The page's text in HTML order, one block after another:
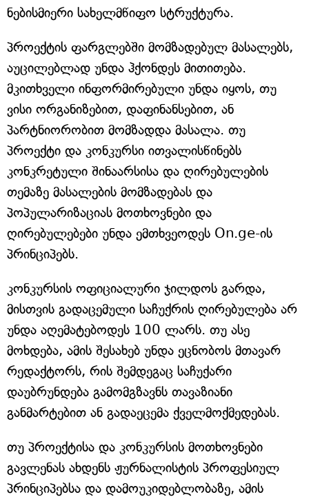
ნებისმიერი სახელმწიფო სტრუქტურა.
პროექტის ფარგლებში მომზადებულ მასალებს,
აუცილებლად უნდა ჰქონდეს მითითება.
მკითხველი ინფორმირებული უნდა იყოს, თუ
ვისი ორგანიზებით, დაფინანსებით, ან
პარტნიორობით მომზადდა მასალა. თუ
პროექტი და კონკურსი ითვალისწინებს
კონკრეტული შინაარსისა და ღირებულების
თემაზე მასალების მომზადებას და
პოპულარიზაციას მოთხოვნები და
ღირებულებები უნდა ემთხვეოდეს On.ge-ის
პრინციპებს.
კონკურსის ოფიციალური ჯილდოს გარდა,
მისთვის გადაცემული საჩუქრის ღირებულება არ
უნდა აღემატებოდეს 100 ლარს. თუ ასე
მოხდება, ამის შესახებ უნდა ეცნობოს მთავარ
რედაქტორს, რის შემდეგაც საჩუქარი
დაუბრუნდება გამომგზავნს თავაზიანი
განმარტებით ან გადაეცემა ქველმოქმედებას.
თუ პროექტისა და კონკურსის მოთხოვნები
გავლენას ახდენს ჟურნალისტის პროფესიულ
პრინციპებსა და დამოუკიდებლობაზე, ამის